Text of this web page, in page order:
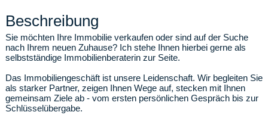
Beschreibung
Sie möchten Ihre Immobilie verkaufen oder sind auf der Suche
nach Ihrem neuen Zuhause? Ich stehe Ihnen hierbei gerne als
selbstständige Immobilienberaterin zur Seite.
Das Immobiliengeschäft ist unsere Leidenschaft. Wir begleiten Sie
als starker Partner, zeigen Ihnen Wege auf, stecken mit Ihnen
gemeinsam Ziele ab - vom ersten persönlichen Gespräch bis zur
Schlüsselübergabe.